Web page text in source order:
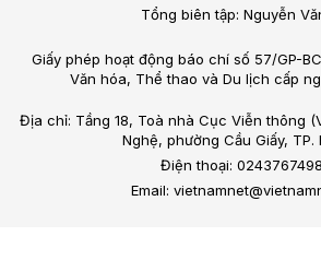
Tổng biên tập: Nguyễn
Giấy phép hoạt động báo chí số 57/GP-
Văn hóa, Thể thao và Du lịch cấp
Địa chỉ: Tầng 18, Toà nhà Cục Viễn thông
Nghệ, phường Cầu Giấy, TP.
Điện thoại:
Email: